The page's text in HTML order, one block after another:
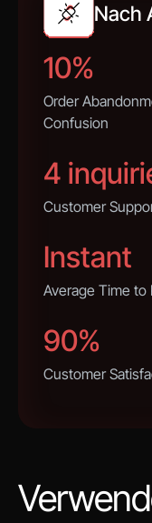
Nach
10%
Order
Confusion
4
Customer
Instant
Average Time to
90%
Customer